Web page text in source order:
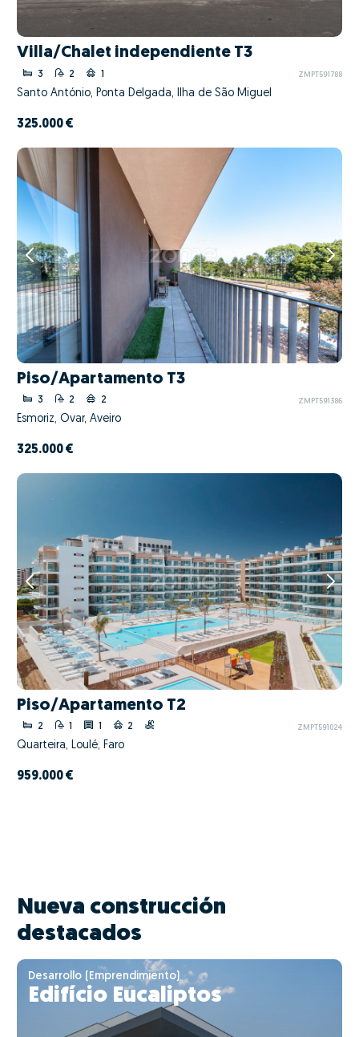
Villa/Chalet independiente T3
3 2 1 ZMPT591788
Santo António, Ponta Delgada, Ilha de São Miguel
325.000 €
Piso/Apartamento T3
3 2 2 ZMPT591386
Esmoriz, Ovar, Aveiro
325.000 €
Piso/Apartamento T2
2 2 ZMPT591024
Quarteira, Loulé, Faro
959.000 €
Nueva construcción
destacados
Desarrollo (Emprendimiento)
Edifício Eucaliptos